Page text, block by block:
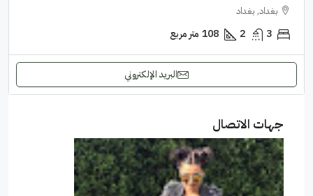
بغداد, بغداد
3
2
108 متر مربع
البريد الإلكتروني
جهات الاتصال